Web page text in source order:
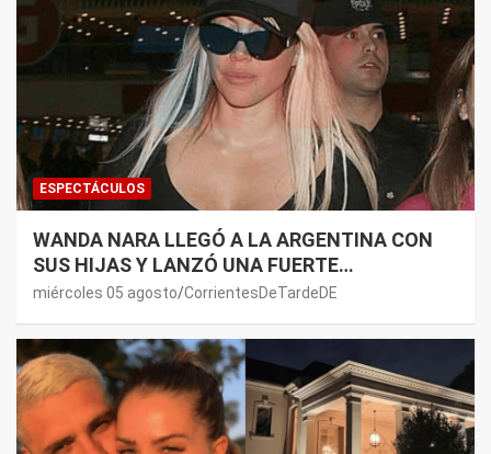
ESPECTÁCULOS
WANDA NARA LLEGÓ A LA ARGENTINA CON
SUS HIJAS Y LANZÓ UNA FUERTE
PREMONICIÓN SOBRE MAURO ICARDI
miércoles 05 agosto CorrientesDeTardeDE